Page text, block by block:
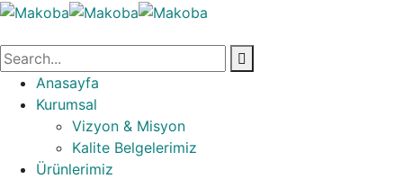
Anasayfa
Kurumsal
Vizyon & Misyon
Kalite Belgelerimiz
Ürünlerimiz